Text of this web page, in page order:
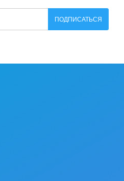
ПОДПИСАТЬСЯ